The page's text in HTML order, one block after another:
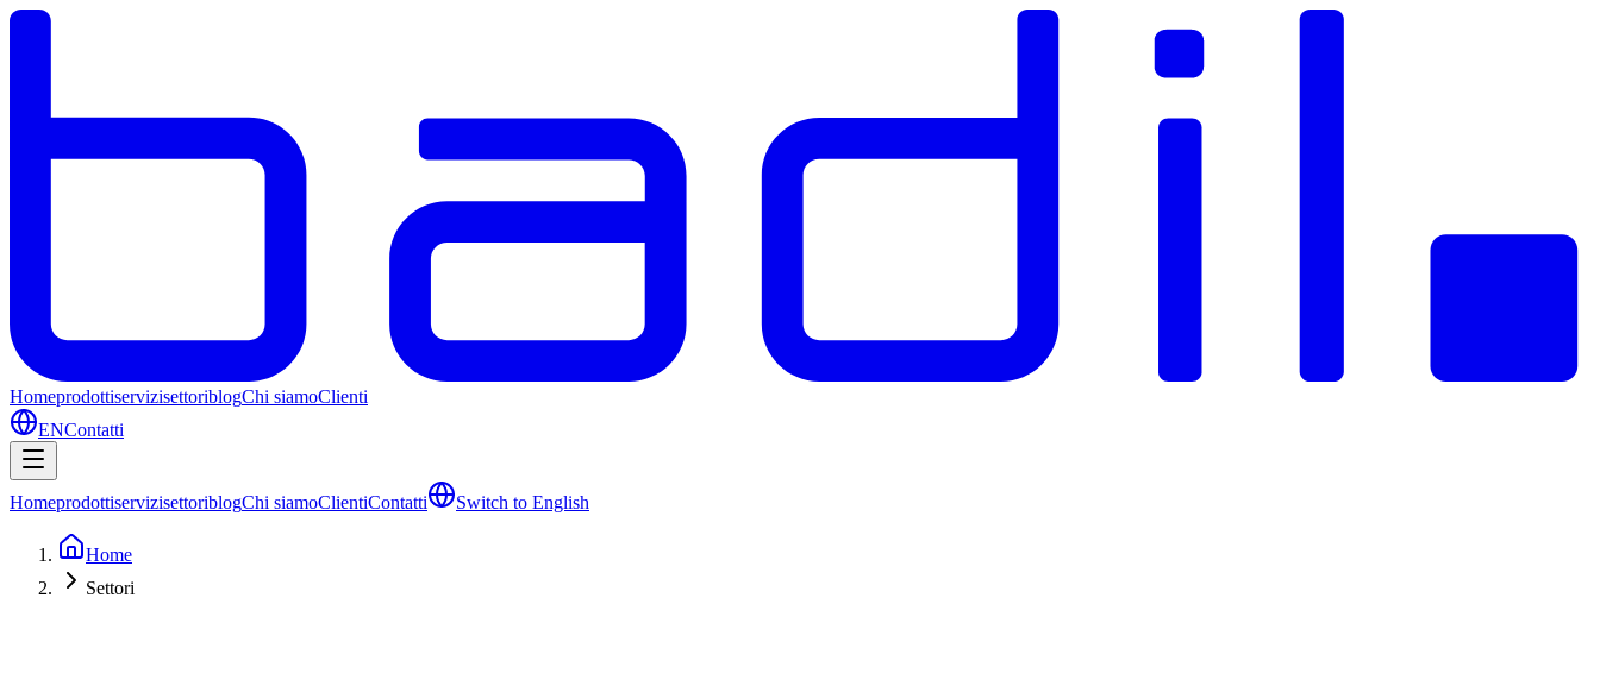
HomeprodottiservizisettoriblogChi siamoClienti
ENContatti
HomeprodottiservizisettoriblogChi siamoClientiContatti Switch to English
Home
Settori